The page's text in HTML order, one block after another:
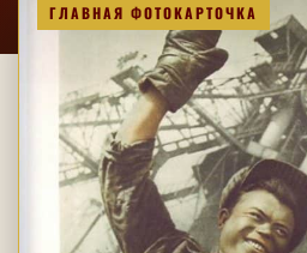
ГЛАВНАЯ ФОТОКАРТОЧКА